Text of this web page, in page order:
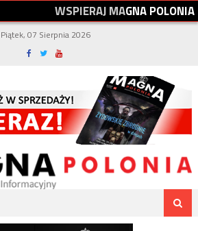
WSPIERAJMAGNAPOLONIA
Piątek, 07 Sierpnia 2026